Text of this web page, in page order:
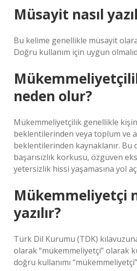
Müsayit nasıl
Bu kelime genellikle müsayit
Doğru kullanım için uygun
neden olur?
Mükemmeliyetçilik genellikle
beklentilerinden veya toplum ve
beklentilerinden kaynaklanır. Bu
başarısızlık korkusu, özgüven
yetersizlik hissi yaşamasına yol
Mükemmeliyetçi
yazılır?
Türk Dil Kurumu (TDK)
olarak “mükemmeliyetçi” olarak
doğru kullanımı